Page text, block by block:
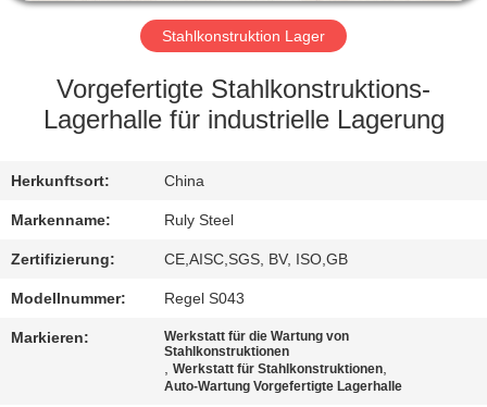
SHOW
ÜBER
UNS
FABRIK-
AUSFLUG
QUALITÄTSKONTROLLE
TRETEN
Stahlkonstruktion Lager
Vorgefertigte Stahlkonstruktions-
Lagerhalle für industrielle Lagerung
Herkunftsort: China
Markenname: Ruly Steel
Zertifizierung: CE,AISC,SGS, BV, ISO,GB
Modellnummer: Regel S043
Markieren:
Werkstatt für die Wartung von
Stahlkonstruktionen
,Werkstatt für Stahlkonstruktionen,
Auto-Wartung Vorgefertigte Lagerhalle